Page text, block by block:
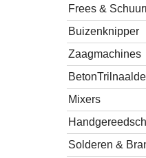
Frees &
Buizenknipper
Zaagmachines
Mixers
Solderen &